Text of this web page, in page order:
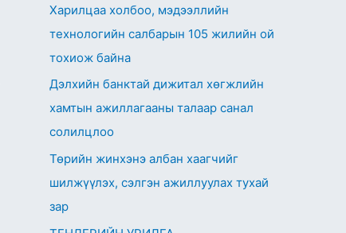
Харилцаа холбоо, мэдээллийн
технологийн салбарын 105 жилийн ой
тохиож байна
Дэлхийн банктай дижитал хөгжлийн
хамтын ажиллагааны талаар санал
солилцлоо
Төрийн жинхэнэ албан хаагчийг
шилжүүлэх, сэлгэн ажиллуулах тухай
зар